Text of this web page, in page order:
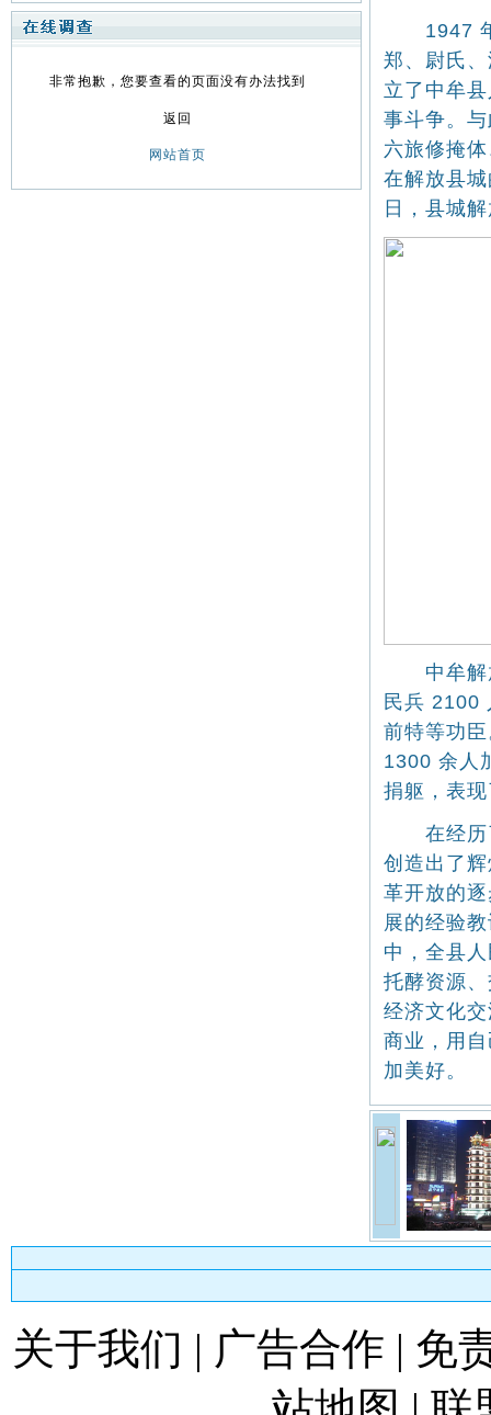
非常抱歉，您要查看的页面没有办法找到
返回
网站首页
1947 年
郑、尉氏
立了中牟
事斗争。
六旅修掩
在解放县
日，县城
中牟解放
民兵 2100
前特等功
1300 余人
捐躯，表
在经历了
创造出了
革开放的
展的经验
中，全县
托酵资源
经济文化
商业，用
加美好。
关于我们 | 广告合作 | 免